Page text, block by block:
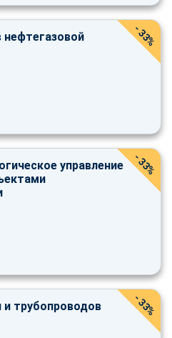
нефтегазовой
- 33%
управление
- 33%
трубопроводов
- 33%